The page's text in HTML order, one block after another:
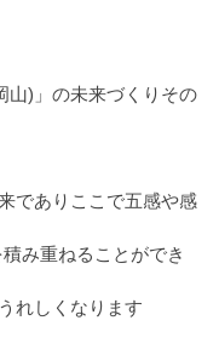
山)」の未来づくりその
でありここで五感や感
み重ねることができ
れしくなります